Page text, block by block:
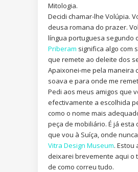
Mitologia.
Decidi chamar-lhe Volúpia.
deusa romana do prazer.
língua portuguesa segundo
Priberam significa algo com
que remete ao deleite dos
Apaixonei-me pela maneira
soava e para onde me
Pedi aos meus amigos que
efectivamente a escolhida
como o nome mais
peça de mobiliário. É já esta
que vou à Suíça, onde
Vitra Design Museum. Estou
deixarei brevemente aqui o
de como correu tudo.